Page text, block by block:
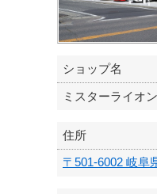
ショップ名
ミスターライオ
住所
〒501-6002 岐阜